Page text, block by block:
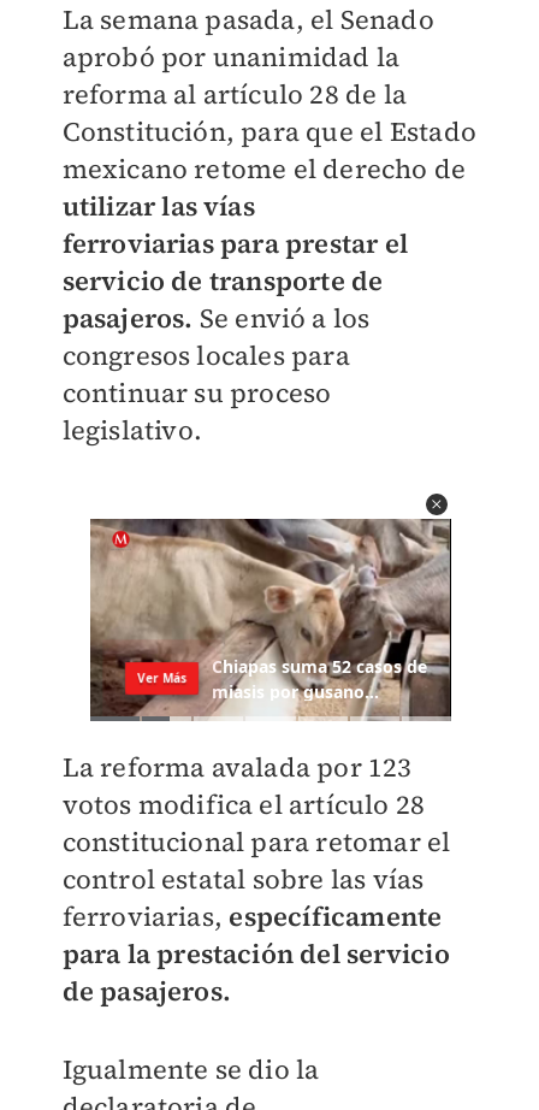
La semana pasada, el Senado
aprobó por unanimidad la
reforma al artículo 28 de la
Constitución, para que el Estado
mexicano retome el derecho de
utilizar las vías
ferroviarias para prestar el
servicio de transporte de
pasajeros. Se envió a los
congresos locales para
continuar su proceso
legislativo.
La reforma avalada por 123
votos modifica el artículo 28
constitucional para retomar el
control estatal sobre las vías
ferroviarias, específicamente
para la prestación del servicio
de pasajeros.
Igualmente se dio la